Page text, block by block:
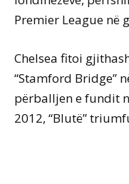
Premier League në
Chelsea fitoi
“Stamford Bridge”
përballjen e fundit
2012, “Blutë”